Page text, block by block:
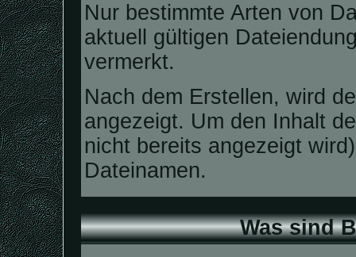
Nur bestimmte Arten von
aktuell gültigen
vermerkt.
Nach dem Erstellen, wird
angezeigt. Um den Inhalt
nicht bereits angezeigt
Dateinamen.
Was sind